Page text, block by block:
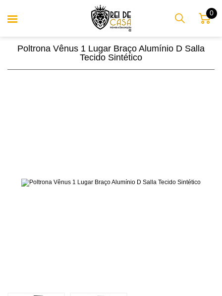
0
Poltrona Vênus 1 Lugar Braço Alumínio D Salla
Tecido Sintético